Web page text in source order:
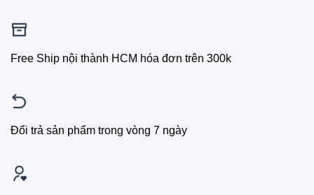
Free Ship nội thành HCM hóa đơn trên 300k
Đổi trả sản phẩm trong vòng 7 ngày